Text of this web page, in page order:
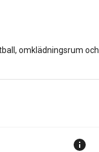
omklädningsrum och